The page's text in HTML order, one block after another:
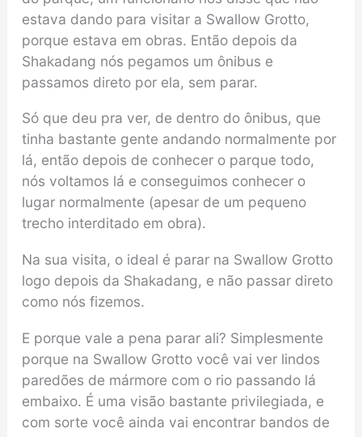
estava dando para visitar a Swallow Grotto,
porque estava em obras. Então depois da
Shakadang nós pegamos um ônibus e
passamos direto por ela, sem parar.
Só que deu pra ver, de dentro do ônibus, que
tinha bastante gente andando normalmente por
lá, então depois de conhecer o parque todo,
nós voltamos lá e conseguimos conhecer o
lugar normalmente (apesar de um pequeno
trecho interditado em obra).
Na sua visita, o ideal é parar na Swallow Grotto
logo depois da Shakadang, e não passar direto
como nós fizemos.
E porque vale a pena parar ali? Simplesmente
porque na Swallow Grotto você vai ver lindos
paredões de mármore com o rio passando lá
embaixo. É uma visão bastante privilegiada, e
com sorte você ainda vai encontrar bandos de